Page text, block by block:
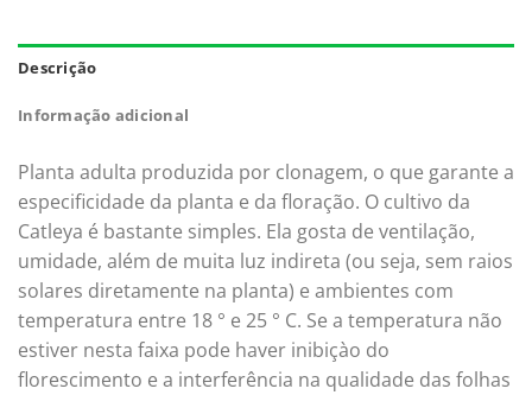
Descrição
Informação adicional
Planta adulta produzida por clonagem, o que garante a
especificidade da planta e da floração. O cultivo da
Catleya é bastante simples. Ela gosta de ventilação,
umidade, além de muita luz indireta (ou seja, sem raios
solares diretamente na planta) e ambientes com
temperatura entre 18 ° e 25 ° C. Se a temperatura não
estiver nesta faixa pode haver inibiçào do
florescimento e a interferência na qualidade das folhas